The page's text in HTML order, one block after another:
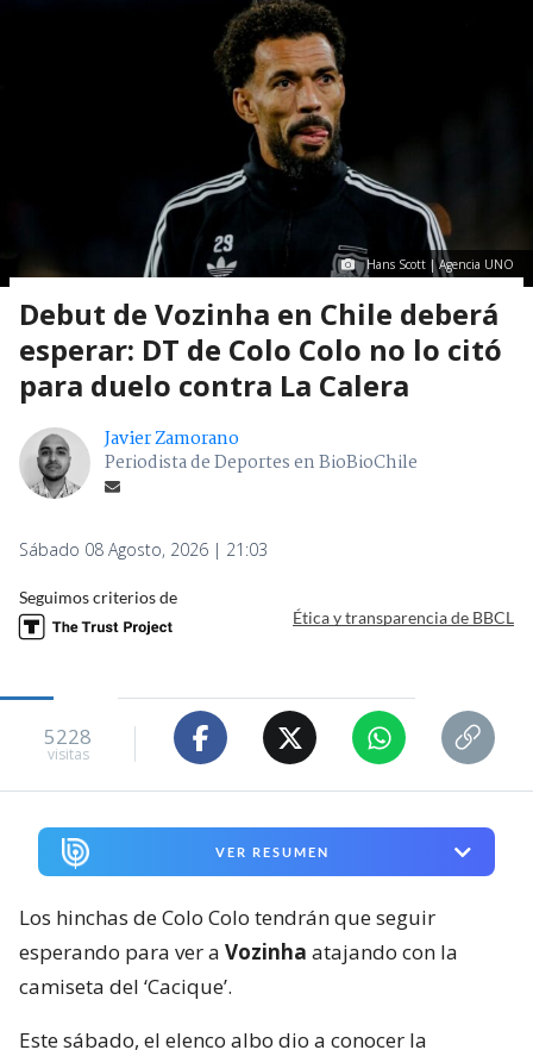
Hans Scott | Agencia UNO
Debut de Vozinha en Chile deberá
esperar: DT de Colo Colo no lo citó
para duelo contra La Calera
Javier Zamorano
Periodista de Deportes en BioBioChile
Sábado 08 Agosto, 2026 | 21:03
Seguimos criterios de
Ética y transparencia de BBCL
5228
visitas
VER RESUMEN
Los hinchas de Colo Colo tendrán que seguir
esperando para ver a Vozinha atajando con la
camiseta del ‘Cacique’.
Este sábado, el elenco albo dio a conocer la